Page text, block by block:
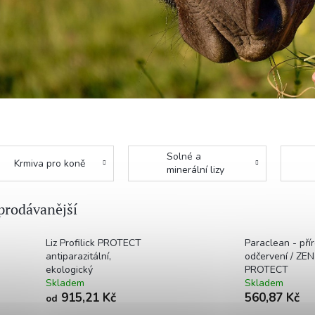
Krmiva pro koně
Solné a
minerální lizy
pro koně
Liz Profilick PROTECT
antiparazitální,
ekologický
Skladem
od 915,21 Kč
Paraclean -
odčervení / ZEN
PROTECT
Skladem
560,87 Kč